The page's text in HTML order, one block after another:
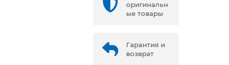
оригинальн
ые товары
Гарантия и
возврат